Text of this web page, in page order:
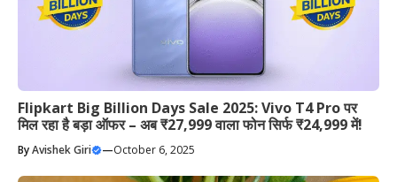
Flipkart Big Billion Days Sale 2025: Vivo T4 Pro पर
मिल रहा है बड़ा ऑफर – अब ₹27,999 वाला फोन सिर्फ ₹24,999 में!
ByAvishek Giri —October 6, 2025